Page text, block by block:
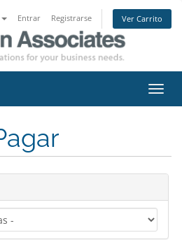
Entrar Registrarse Ver Carrito